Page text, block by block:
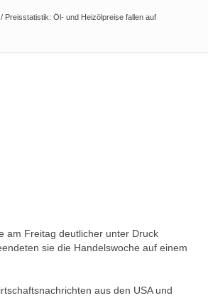
/ Preisstatistik: Öl- und Heizölpreise fallen auf
am Freitag deutlicher unter Druck
sie die Handelswoche auf einem
aus den USA und